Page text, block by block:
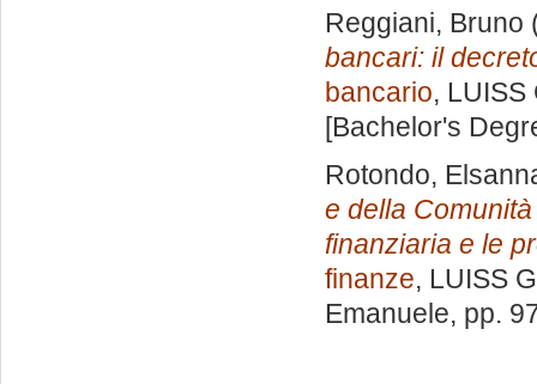
Reggiani, Bruno
bancari: il
bancario,
[Bachelor's
Rotondo,
e della
finanziaria e le
finanze, LUISS
Emanuele, pp.